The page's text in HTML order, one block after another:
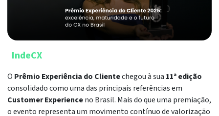
IndeCX
O Prêmio Experiência do Clientechegou à sua 11ª edição
consolidado como uma das principais referências em
Customer Experienceno Brasil. Mais do que uma premiação,
o evento representa um movimento contínuo de valorização